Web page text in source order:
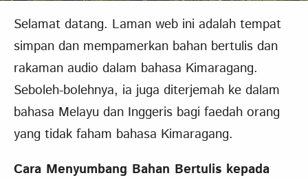
Selamat datang. Laman web ini adalah tempat
simpan dan mempamerkan bahan bertulis dan
rakaman audio dalam bahasa Kimaragang.
Seboleh-bolehnya, ia juga diterjemah ke dalam
bahasa Melayu dan Inggeris bagi faedah orang
yang tidak faham bahasa Kimaragang.
Cara Menyumbang Bahan Bertulis kepada